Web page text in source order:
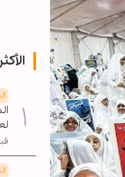
والجاهلية
قبل